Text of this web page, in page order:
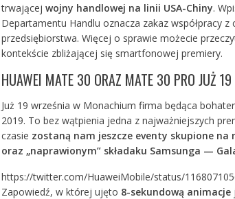
trwającej wojny handlowej na linii USA-Chiny.
Departamentu Handlu oznacza zakaz współpracy
przedsiębiorstwa. Więcej o sprawie możecie
kontekście zbliżającej się smartfonowej premiery.
HUAWEI MATE 30 ORAZ MATE 30 PRO JUŻ 19
Już 19 września w Monachium firma będąca
2019. To bez wątpienia jedna z najważniejszych
czasie zostaną nam jeszcze eventy skupione na
oraz „naprawionym” składaku Samsunga —
https://twitter.com/HuaweiMobile/status/
Zapowiedź, w której ujęto 8-sekundową animacje